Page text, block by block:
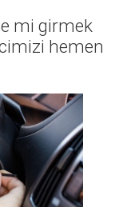
mi girmek
hemen